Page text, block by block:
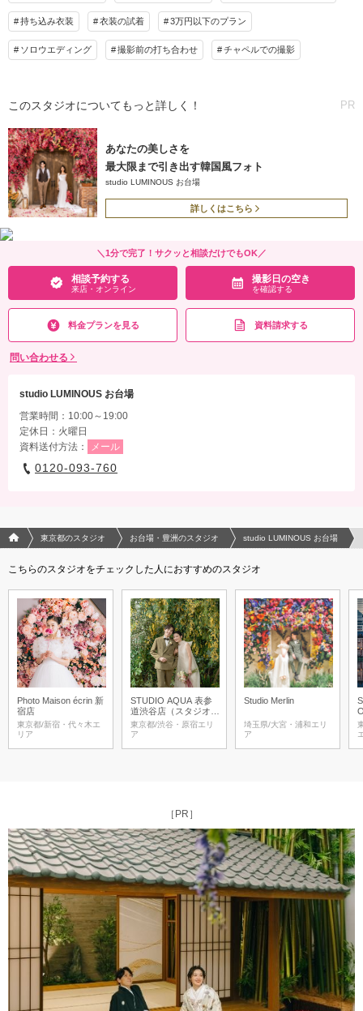
その他含むもの
フォトレタッチ（画像修整）や色味・質感の調整はもちろん、 素材選びからデザイ
ン、製本に至るまで細部にこだわり抜いた高品質なデザインアルバムが含まれていま
相談予約する
プラン詳細
着付け ヘアメイク 小物一式
衣装追加 会食
その他含むもの
フォトレタッチ（画像修整）や色味・質感の調整はもちろん、 素材選びからデザイ
ン、製本に至るまで細部にこだわり抜いた高品質なデザインアルバムが含まれていま
す。また、WD撮影後にはルミナスのセットで私服記念撮影ができるアニバーサリー
フォトが含まれています。
相談予約する 撮影日の空き
持ち込み衣装 衣装の試着 3万円以下のプラン
ソロウエディング 撮影前の打ち合わせ チャペルでの撮影
このスタジオについてもっと詳しく！ PR
あなたの美しさを
最大限まで引き出す韓国風フォト
studio LUMINOUS お台場
詳しくはこちら
＼1分で完了！サクッと相談だけでもOK／
相談予約する
来店・オンライン
撮影日の空き
を確認する
料金プランを見る 資料請求する
問い合わせる
studio LUMINOUS お台場
営業時間：10:00～19:00
定休日：火曜日
資料送付方法：
メール
0120-093-760
フォトウエディング/結婚写真のPhotorait ホーム
東京都のスタジオ お台場・豊洲のスタジオ studio LUMINOUS お台場
こちらのスタジオをチェックした人におすすめのスタジオ
Photo Maison écrin 新
宿店
東京都/新宿・代々木エ
リア
STUDIO AQUA 表参
道渋谷店（スタジオA
QUA）
東京都/渋谷・原宿エリ
ア
Studio Merlin
埼玉県/大宮・浦和エリ
ア
［PR］